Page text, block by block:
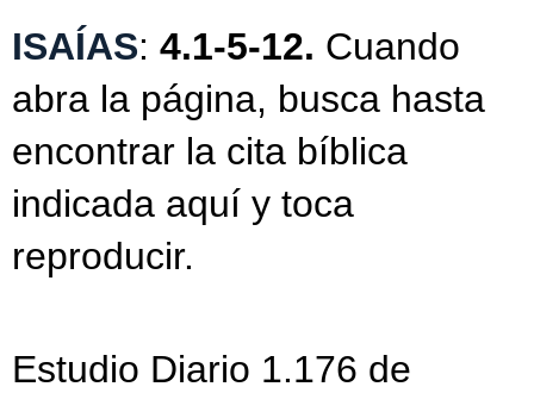
ISAÍAS: 4.1-5-12. Cuando
abra la página, busca hasta
encontrar la cita bíblica
indicada aquí y toca
reproducir.
Estudio Diario 1.176 de